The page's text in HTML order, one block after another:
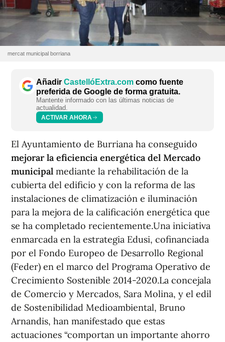
mercat municipal borriana
Añadir CastellóExtra.com como fuente
preferida de Google de forma gratuita.
Mantente informado con las últimas noticias de
actualidad.
ACTIVAR AHORA
El Ayuntamiento de Burriana ha conseguido
mejorar la eficiencia energética del Mercado
municipal mediante la rehabilitación de la
cubierta del edificio y con la reforma de las
instalaciones de climatización e iluminación
para la mejora de la calificación energética que
se ha completado recientemente.Una iniciativa
enmarcada en la estrategia Edusi, cofinanciada
por el Fondo Europeo de Desarrollo Regional
(Feder) en el marco del Programa Operativo de
Crecimiento Sostenible 2014-2020.La concejala
de Comercio y Mercados, Sara Molina, y el edil
de Sostenibilidad Medioambiental, Bruno
Arnandis, han manifestado que estas
actuaciones “comportan un importante ahorro